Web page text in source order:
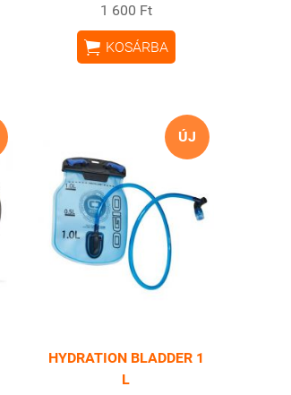
1 600 Ft
 KOSÁRBA
ÚJ
HYDRATION BLADDER 1
L